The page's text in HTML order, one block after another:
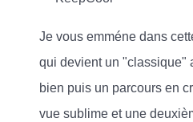
Je vous emméne dans
qui devient un "classique"
bien puis un parcours en
vue sublime et une